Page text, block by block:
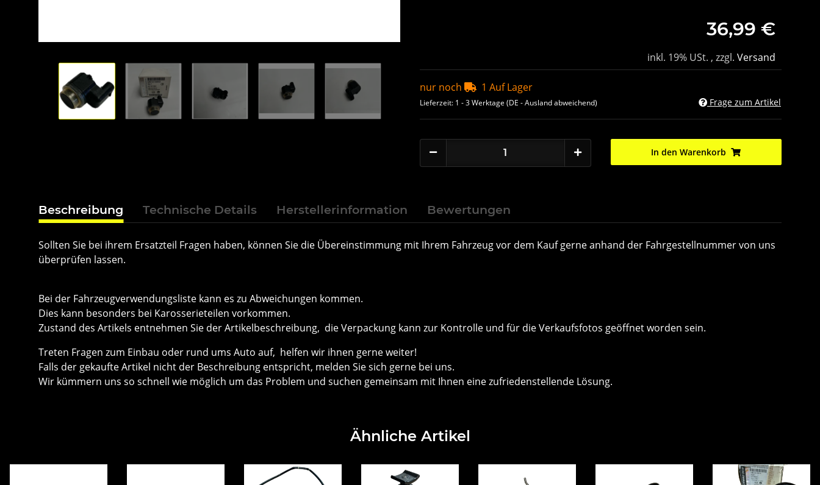
36,99 €
inkl. 19% USt. , zzgl. Versand
nur noch 1 Auf Lager
Lieferzeit: 1 - 3 Werktage (DE - Ausland abweichend) Frage zum Artikel
In den Warenkorb
Beschreibung Technische Details Herstellerinformation Bewertungen
Sollten Sie bei ihrem Ersatzteil Fragen haben, können Sie die Übereinstimmung mit Ihrem Fahrzeug vor dem Kauf gerne anhand der Fahrgestellnummer von uns
überprüfen lassen.
Bei der Fahrzeugverwendungsliste kann es zu Abweichungen kommen.
Dies kann besonders bei Karosserieteilen vorkommen.
Zustand des Artikels entnehmen Sie der Artikelbeschreibung, die Verpackung kann zur Kontrolle und für die Verkaufsfotos geöffnet worden sein.
Treten Fragen zum Einbau oder rund ums Auto auf, helfen wir ihnen gerne weiter!
Falls der gekaufte Artikel nicht der Beschreibung entspricht, melden Sie sich gerne bei uns.
Wir kümmern uns so schnell wie möglich um das Problem und suchen gemeinsam mit Ihnen eine zufriedenstellende Lösung.
Ähnliche Artikel